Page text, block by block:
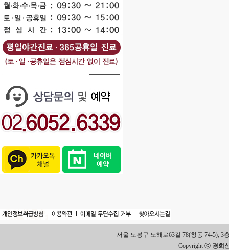
서울 도봉구 노해로63길 78(창동 74-5), 3
Copyright ⓒ 경희